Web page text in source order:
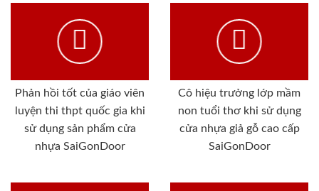
Phản hồi tốt của giáo viên
luyện thi thpt quốc gia khi
sử dụng sản phẩm cửa
nhựa SaiGonDoor
Cô hiệu trưởng lớp mầm
non tuổi thơ khi sử dụng
cửa nhựa giả gỗ cao cấp
SaiGonDoor